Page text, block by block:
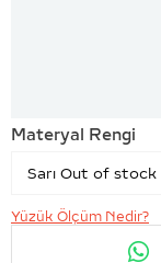
Materyal Rengi
Yüzük Ölçüm Nedir?